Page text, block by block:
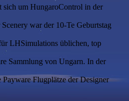
sich um HungaroControl in der
war der 10-Te Geburtstag
LHSimulations üblichen, top
Sammlung von Ungarn. In der
Payware Flugplätze der Designer